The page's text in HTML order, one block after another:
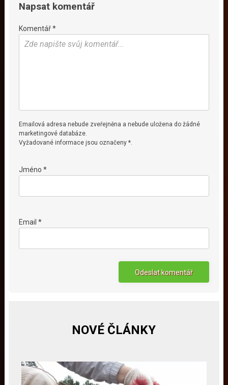
Napsat komentář
Komentář *
Emailová adresa nebude zveřejněna a nebude uložena do žádné
marketingové databáze.
Vyžadované informace jsou označeny *.
Jméno *
Email *
NOVÉ ČLÁNKY